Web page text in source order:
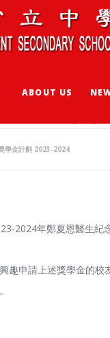
ABOUT US
學金計劃 2023-2024
2024年鄭夏恩醫生紀
趣申請上述獎學金的校